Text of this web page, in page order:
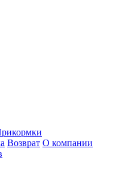
Возврат О компании